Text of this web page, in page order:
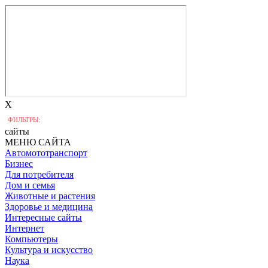
X
ФИЛЬТРЫ:
сайты
МЕНЮ САЙТА
Автомототранспорт
Бизнес
Для потребителя
Дом и семья
Животные и растения
Здоровье и медицина
Интересные сайты
Интернет
Компьютеры
Культура и искусство
Наука